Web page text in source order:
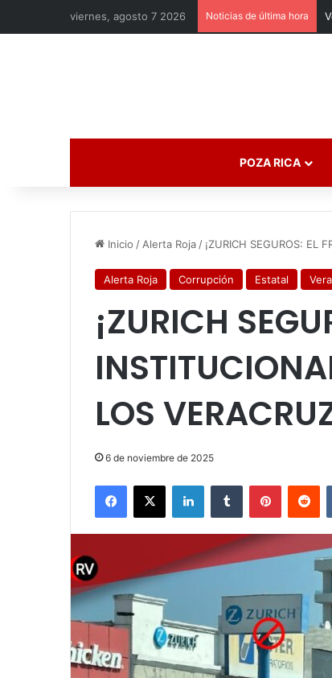
viernes, agosto 7 2026 Noticias de última hora
POZA RICA
Inicio / Alerta Roja / ¡ZURICH SEGUROS: EL
Alerta Roja Corrupción Estatal
¡ZURICH
LOS
6 de noviembre de 2025
Facebook
X LinkedInTumblr Pinterest